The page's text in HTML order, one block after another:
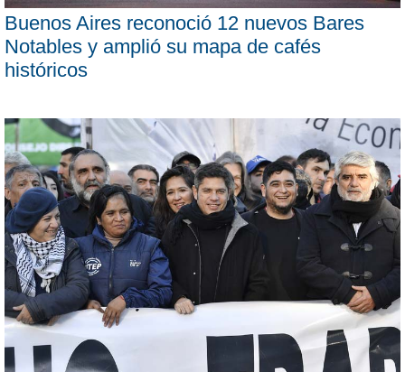
Buenos Aires reconoció 12 nuevos Bares
Notables y amplió su mapa de cafés
históricos